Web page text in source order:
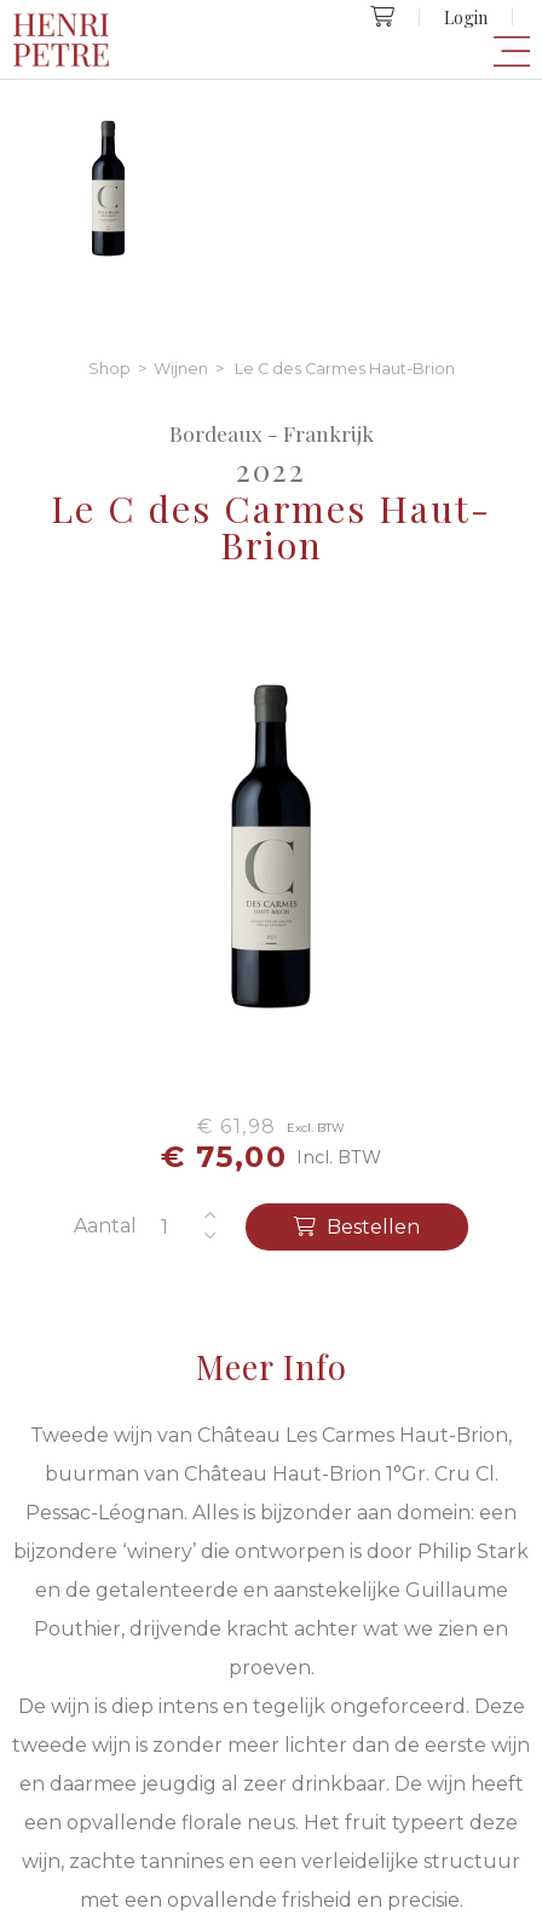
Login
Shop > Wijnen > Le C des Carmes Haut-Brion
Bordeaux - Frankrijk
2022
Le C des Carmes Haut-
Brion
€ 61,98 Excl. BTW
€ 75,00 Incl. BTW
Aantal Bestellen
Meer Info
Tweede wijn van Château Les Carmes Haut-Brion,
buurman van Château Haut-Brion 1°Gr. Cru Cl.
Pessac-Léognan. Alles is bijzonder aan domein: een
bijzondere ‘winery’ die ontworpen is door Philip Stark
en de getalenteerde en aanstekelijke Guillaume
Pouthier, drijvende kracht achter wat we zien en
proeven.
De wijn is diep intens en tegelijk ongeforceerd. Deze
tweede wijn is zonder meer lichter dan de eerste wijn
en daarmee jeugdig al zeer drinkbaar. De wijn heeft
een opvallende florale neus. Het fruit typeert deze
wijn, zachte tannines en een verleidelijke structuur
met een opvallende frisheid en precisie.